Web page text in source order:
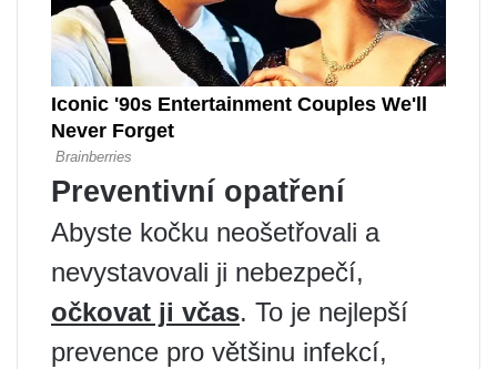
Preventivní opatření
Abyste kočku neošetřovali a
nevystavovali ji nebezpečí,
očkovat ji včas. To je nejlepší
prevence pro většinu infekcí,